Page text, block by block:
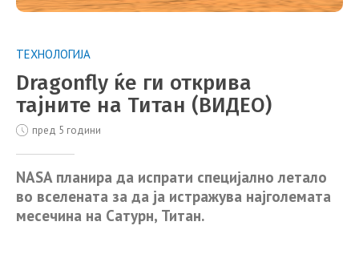
ТЕХНОЛОГИЈА
Dragonfly ќе ги открива
тајните на Титан (ВИДЕО)
пред 5 години
NASA планира да испрати специјално летало
во вселената за да ја истражува најголемата
месечина на Сатурн, Титан.